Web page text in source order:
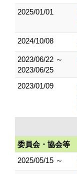
2025/01/01
2024/10/08
2023/06/22 ～
2023/06/25
2023/01/09
委員会・協会等
2025/05/15 ～